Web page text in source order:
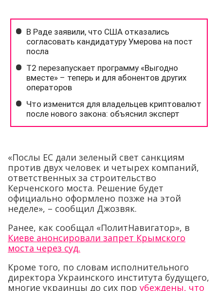
«Послы ЕС дали зеленый свет санкциям
против двух человек и четырех компаний,
ответственных за строительство
Керченского моста. Решение будет
официально оформлено позже на этой
неделе», – сообщил Джозвяк.
Ранее, как сообщал «ПолитНавигатор», в
Киеве анонсировали запрет Крымского
моста через суд.
Кроме того, по словам исполнительного
директора Украинского института будущего,
многие украинцы до сих пор убеждены, что